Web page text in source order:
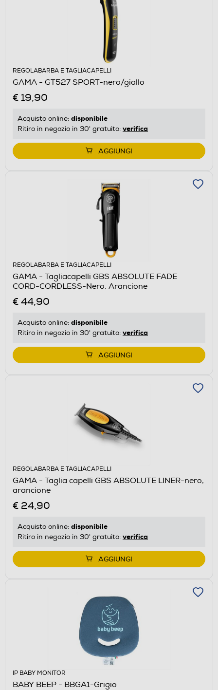
REGOLABARBA E TAGLIACAPELLI
GAMA - GT527 SPORT-nero/giallo
€ 19,90
Acquisto online: disponibile
Ritiro in negozio in 30' gratuito: verifica
AGGIUNGI
REGOLABARBA E TAGLIACAPELLI
GAMA - Tagliacapelli GBS ABSOLUTE FADE
CORD-CORDLESS-Nero, Arancione
€ 44,90
Acquisto online: disponibile
Ritiro in negozio in 30' gratuito: verifica
AGGIUNGI
REGOLABARBA E TAGLIACAPELLI
GAMA - Taglia capelli GBS ABSOLUTE LINER-nero,
arancione
€ 24,90
Acquisto online: disponibile
Ritiro in negozio in 30' gratuito: verifica
AGGIUNGI
IP BABY MONITOR
BABY BEEP - BBGA1-Grigio